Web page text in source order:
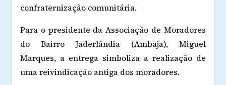
confraternização comunitária.
Para o presidente da Associação de Moradores
do Bairro Jaderlândia (Ambaja), Miguel
Marques, a entrega simboliza a realização de
uma reivindicação antiga dos moradores.